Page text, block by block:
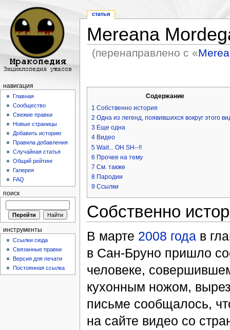
Mereana
(перенаправлено с «
Содержание
1 Собственно история
2 Одна из легенд, появившихся вокруг этого
3 Еще одна
4 Видео
5 Wait... OH SH--!!
6 Прочее на тему
7 См. также
8 Пародии
9 Ссылки
Собственно
В марте 2008 годав
в Cан-Бруно пришло
человеке,
кухонным ножом,
письме сообщалось,
на сайте видео со
статья
навигация
Главная
Сообщество
Свежие правки
Новые страницы
Добавить историю
Правила добавления
Случайная статья
Общий рейтинг
Галерея
FAQ
поиск
инструменты
Ссылки сюда
Связанные правки
Версия для печати
Постоянная ссылка